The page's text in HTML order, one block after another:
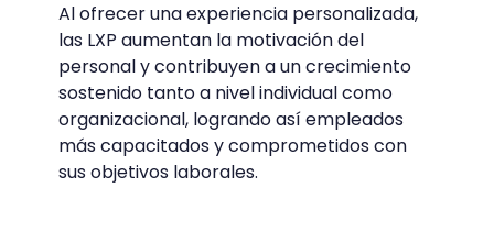
Al ofrecer una experiencia personalizada,
las LXP aumentan la motivación del
personal y contribuyen a un crecimiento
sostenido tanto a nivel individual como
organizacional, logrando así empleados
más capacitados y comprometidos con
sus objetivos laborales.